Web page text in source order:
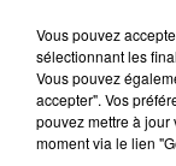
Vous pouvez
sélectionnant les
Vous pouvez
accepter". Vos
pouvez mettre à jour
moment via le lien